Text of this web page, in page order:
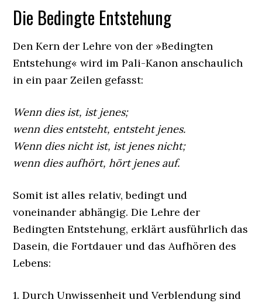
Die Bedingte Entstehung
Den Kern der Lehre von der »Bedingten
Entstehung« wird im Pali-Kanon anschaulich
in ein paar Zeilen gefasst:
Wenn dies ist, ist jenes;
wenn dies entsteht, entsteht jenes.
Wenn dies nicht ist, ist jenes nicht;
wenn dies aufhört, hört jenes auf.
Somit ist alles relativ, bedingt und
voneinander abhängig. Die Lehre der
Bedingten Entstehung, erklärt ausführlich das
Dasein, die Fortdauer und das Aufhören des
Lebens:
1. Durch Unwissenheit und Verblendung sind